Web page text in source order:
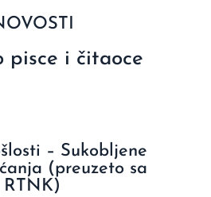
pisce i čitaoce
– Sukobljene
(preuzeto sa
RTNK)